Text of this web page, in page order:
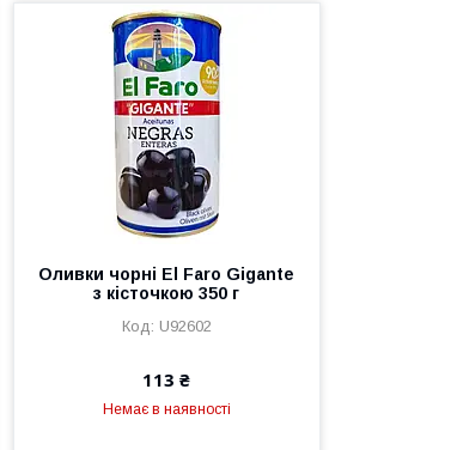
Оливки чорні El Faro Gigante
з кісточкою 350 г
U92602
113 ₴
Немає в наявності